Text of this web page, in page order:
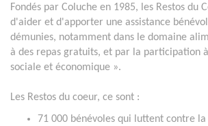
Fondés par Coluche en 1985, les Restos du
d'aider et d'apporter une assistance
démunies, notamment dans le domaine
à des repas gratuits, et par la participation
sociale et économique ».
Les Restos du coeur, ce sont :
71 000 bénévoles qui luttent contre la